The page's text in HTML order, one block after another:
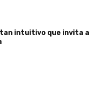
intuitivo que invita a